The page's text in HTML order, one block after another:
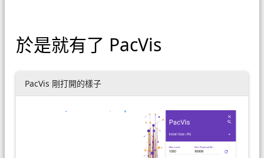
於是就有了 PacVis
PacVis 剛打開的樣子